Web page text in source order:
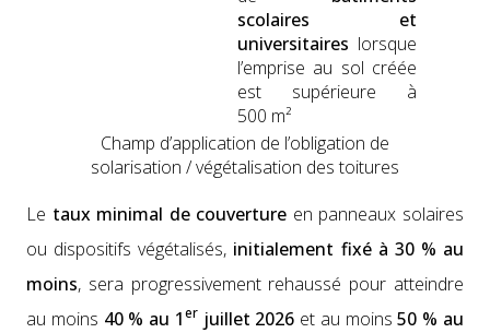
sco­laires et
uni­ver­si­taires lorsque
l’emprise au sol créée
est supérieure à
500 m²
Champ d’ap­pli­ca­tion de l’oblig­a­tion de
solar­i­sa­tion / végé­tal­i­sa­tion des toi­tures
Le taux min­i­mal de cou­ver­ture en pan­neaux solaires
ou dis­posi­tifs végé­tal­isés, ini­tiale­ment fixé à 30 % au
moins, sera pro­gres­sive­ment rehaussé pour attein­dre
au moins 40 % au 1erjuil­let 2026 et au moins50 % au